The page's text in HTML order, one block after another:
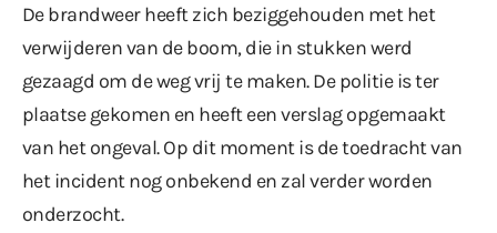
De brandweer heeft zich beziggehouden met het
verwijderen van de boom, die in stukken werd
gezaagd om de weg vrij te maken. De politie is ter
plaatse gekomen en heeft een verslag opgemaakt
van het ongeval. Op dit moment is de toedracht van
het incident nog onbekend en zal verder worden
onderzocht.